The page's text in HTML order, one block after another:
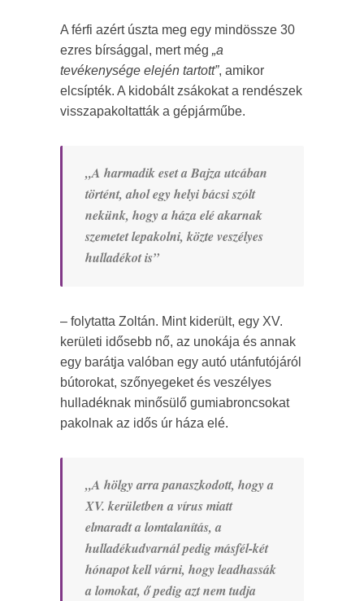
A férfi azért úszta meg egy mindössze 30
ezres bírsággal, mert még „a
tevékenysége elején tartott”, amikor
elcsípték. A kidobált zsákokat a rendészek
visszapakoltatták a gépjárműbe.
„A harmadik eset a Bajza utcában
történt, ahol egy helyi bácsi szólt
nekünk, hogy a háza elé akarnak
szemetet lepakolni, közte veszélyes
hulladékot is”
– folytatta Zoltán. Mint kiderült, egy XV.
kerületi idősebb nő, az unokája és annak
egy barátja valóban egy autó utánfutójáról
bútorokat, szőnyegeket és veszélyes
hulladéknak minősülő gumiabroncsokat
pakolnak az idős úr háza elé.
„A hölgy arra panaszkodott, hogy a
XV. kerületben a vírus miatt
elmaradt a lomtalanítás, a
hulladékudvarnál pedig másfél-két
hónapot kell várni, hogy leadhassák
a lomokat, ő pedig azt nem tudja